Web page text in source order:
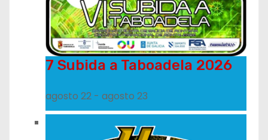
7 Subida a Taboadela 2026
agosto 22 - agosto 23